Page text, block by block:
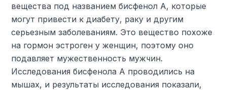
вещества под названием бисфенол А, которые
могут привести к диабету, раку и другим
серьезным заболеваниям. Это вещество похоже
на гормон эстроген у женщин, поэтому оно
подавляет мужественность мужчин.
Исследования бисфенола А проводились на
мышах, и результаты исследования показали,